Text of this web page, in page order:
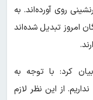
روی آورده‌اند. به
امروز تبدیل شده‌اند
کرد: با توجه به
از این نظر لازم